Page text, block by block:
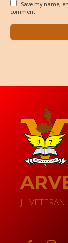
Save my name,
comment.
JL